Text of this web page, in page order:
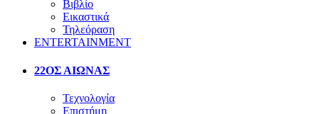
Βιβλίο
Εικαστικά
Τηλεόραση
ENTERTAINMENT
22ΟΣ ΑΙΩΝΑΣ
Τεχνολογία
Επιστήμη